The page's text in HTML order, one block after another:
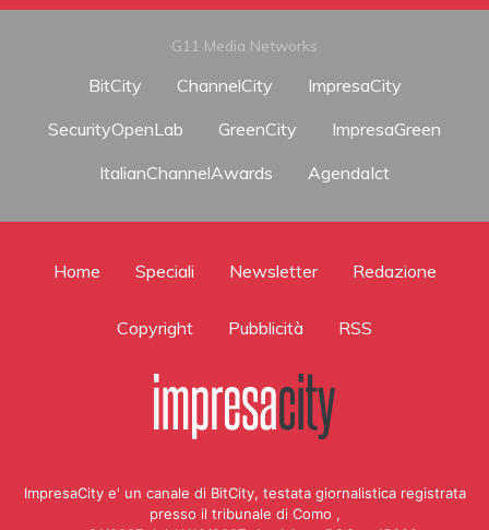
G11 Media Networks
BitCity ChannelCity
ImpresaCity
SecurityOpenLab
GreenCity
ImpresaGreen
ItalianChannelAwards
AgendaIct
Home Speciali Newsletter Redazione
Copyright Pubblicità RSS
ImpresaCity e' un canale di BitCity, testata giornalistica registrata
presso il tribunale di Como ,